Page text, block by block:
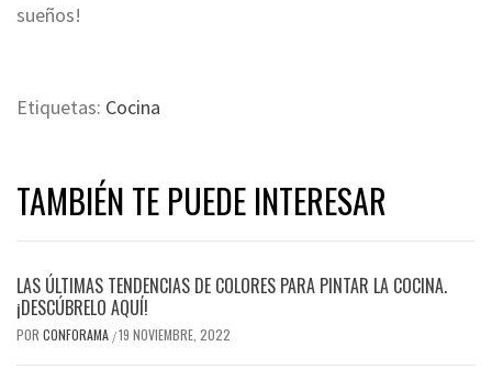
sueños!
Etiquetas: Cocina
TAMBIÉN TE PUEDE INTERESAR
LAS ÚLTIMAS TENDENCIAS DE COLORES PARA PINTAR LA COCINA.
¡DESCÚBRELO AQUÍ!
POR CONFORAMA /19 NOVIEMBRE, 2022